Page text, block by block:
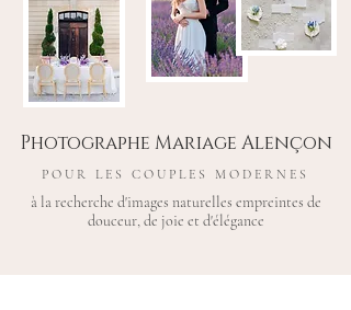
Photographe Mariage Alençon
POUR LES COUPLES MODERNES
à la recherche d'images naturelles empreintes de
douceur, de joie et d'élégance